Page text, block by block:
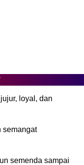
loyal, dan
semangat
semenda sampai